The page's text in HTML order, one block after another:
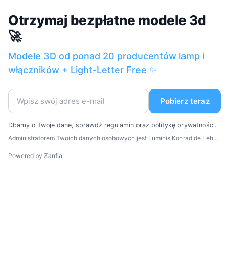
Otrzymaj bezpłatne modele 3d
🚀
Modele 3D od ponad 20 producentów lamp i
włączników + Light-Letter Free ✨
Pobierz teraz
Dbamy o Twoje dane, sprawdź regulamin oraz politykę prywatności.
Administratorem Twoich danych osobowych jest Luminis Konrad de Lehenstein-Filip z siedzibą w Krakowie. Twoje dane osobowe będą przetwarzane w celu realizacji zamówienia, a także w celach statystycznych i analitycznych administratora. Jeśli się na to zgodzisz, Twoje dane będą przetwarzane także w celu przesyłania do Ciebie treści marketingowych w formie newslettera e-mail. Więcej informacji na temat przetwarzania danych osobowych, w tym o przysługujących Ci prawach, znajdziesz w naszej polityce prywatności.
Powered by Zanfia